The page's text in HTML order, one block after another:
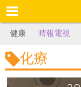
健康 晴報電視
化療